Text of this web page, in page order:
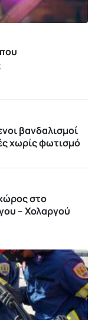
βανδαλισμοί
χωρίς φωτισμό
στο
– Χολαργού